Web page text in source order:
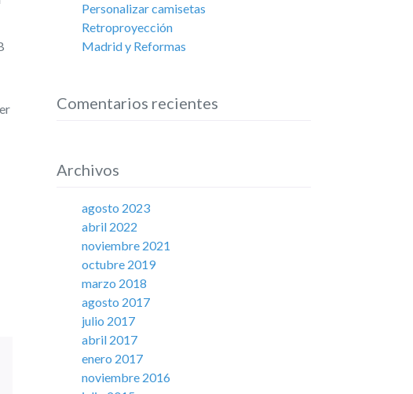
Personalizar camisetas
Retroproyección
Madrid y Reformas
Comentarios recientes
Archivos
agosto 2023
abril 2022
noviembre 2021
octubre 2019
marzo 2018
agosto 2017
julio 2017
abril 2017
enero 2017
noviembre 2016